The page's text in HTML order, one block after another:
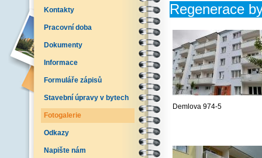
Kontakty
Pracovní doba
Dokumenty
Informace
Formuláře zápisů
Stavební úpravy v bytech
Fotogalerie
Odkazy
Napište nám
Regenerace
Demlova 974-5